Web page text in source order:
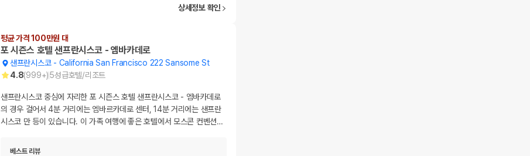
상세정보 확인
평균 가격 100만원 대
포 시즌스 호텔 샌프란시스코 - 엠바카데로
샌프란시스코- California San Francisco 222 Sansome St
4.8(999+)5성급호텔/리조트
샌프란시스코 중심에 자리한 포 시즌스 호텔 샌프란시스코 - 엠바카데로
의 경우 걸어서 4분 거리에는 엠바르카데로 센터, 14분 거리에는 샌프란
시스코 만 등이 있습니다. 이 가족 여행에 좋은 호텔에서 모스콘 컨벤션…
베스트 리뷰